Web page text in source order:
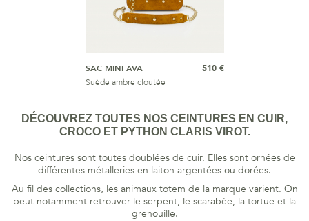
SAC MINI AVA
Suède ambre cloutée
510 €
DÉCOUVREZ TOUTES NOS CEINTURES EN CUIR,
CROCO ET PYTHON CLARIS VIROT.
Nos ceintures sont toutes doublées de cuir. Elles sont ornées de
différentes métalleries en laiton argentées ou dorées.
Au fil des collections, les animaux totem de la marque varient. On
peut notamment retrouver le serpent, le scarabée, la tortue et la
grenouille.